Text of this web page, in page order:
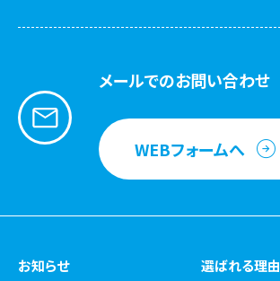
メールでのお問い合わせ
WEBフォームへ
お知らせ 選ばれる理由